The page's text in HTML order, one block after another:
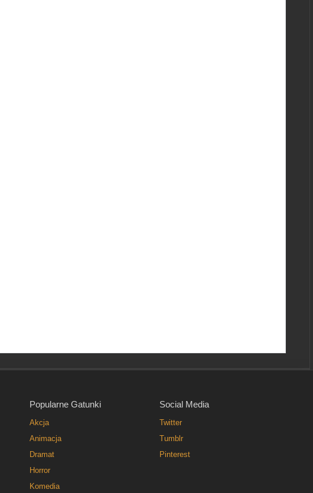
Popularne Gatunki
Akcja
Animacja
Dramat
Horror
Komedia
Social Media
Twitter
Tumblr
Pinterest